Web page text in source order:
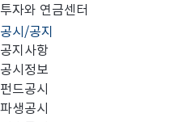
투자와 연금센터
공시/공지
공지사항
공시정보
펀드공시
파생공시
제목: 미래에셋맵스호주